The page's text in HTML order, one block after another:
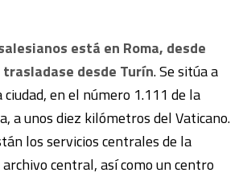
está en Roma, desde
trasladase desde Turín. Se sitúa a
en el número 1.111 de la
a unos diez kilómetros del Vaticano.
los servicios centrales de la
central, así como un centro